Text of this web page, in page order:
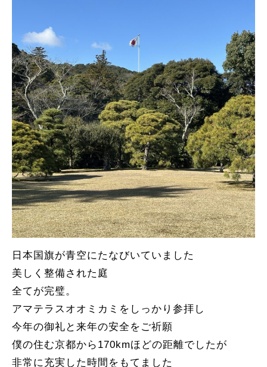
日本国旗が青空にたなびいていました
美しく整備された庭
全てが完璧。
アマテラスオオミカミをしっかり参拝し
今年の御礼と来年の安全をご祈願
僕の住む京都から170kmほどの距離でしたが
非常に充実した時間をもてました